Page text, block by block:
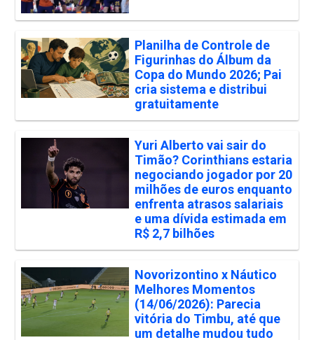
Planilha de Controle de
Figurinhas do Álbum da
Copa do Mundo 2026; Pai
cria sistema e distribui
gratuitamente
Yuri Alberto vai sair do
Timão? Corinthians estaria
negociando jogador por 20
milhões de euros enquanto
enfrenta atrasos salariais
e uma dívida estimada em
R$ 2,7 bilhões
Novorizontino x Náutico
Melhores Momentos
(14/06/2026): Parecia
vitória do Timbu, até que
um detalhe mudou tudo